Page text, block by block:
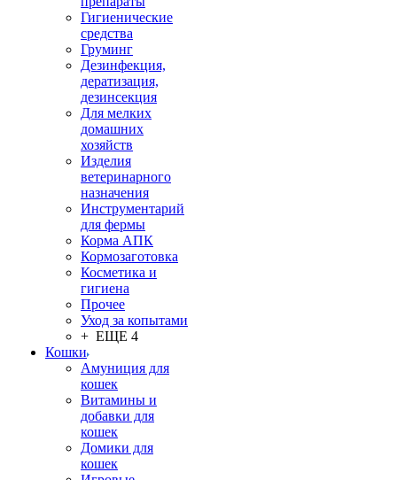
Гигиенические
средства
Груминг
Дезинфекция,
дератизация,
дезинсекция
Для мелких
домашних
хозяйств
Изделия
ветеринарного
назначения
Инструментарий
для фермы
Корма АПК
Кормозаготовка
Косметика и
гигиена
Прочее
Уход за копытами
+ ЕЩЕ 4
Кошки
Амуниция для
кошек
Витамины и
добавки для
кошек
Домики для
кошек